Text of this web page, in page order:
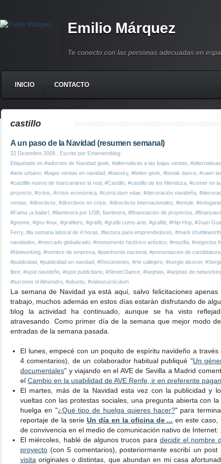
Emilio Márquez
Te conecto con las personas adecuadas en
INICIO CONTACTO
castillo
A un paso de la Navidad (resumen semanal)
22 Diciembre 2008 , Escrito por Emienemiblog
Etiquetado en #adornos de Navidad geek #alternativas a las bajas ventas
#arte urbano #bajas ventas en navidad #bansky, #belen geek #break dance #caen
#castilllo nuevo de manzanares la real #Castillo #castillo de los Mendoza #comer en
proyecto #crisis #crisis económica #curriculum vitae #decoración navideña
ventas #directivos #directivos en crisis #directivos internacionales #emule
#Fama ¡a bailar! #fiambrera por USB; fiambrera #financiacion de proyectos
#gnome #gnu-linux #grafitero #grafiti #grafiti como arte #grafitti #Hip-Hop #Juan
Ferry, #la semana laboral de 4 horas #lectura para emprendedores #mark shuttleworth
navidades #mercado globalizado #monumento histórico artístico #mozilla #negocios
#Networking #nombre de empresa #patrimonio nacional #presentacion de candidatura
#publicidad #publicidad en navidad #Resúmenes #rte callejero #sergio alcover,
libre #spot navideño #spot publicitario #Street Dance #tarjetas #tarjetas de
#turrones el Almendro #ubuntu #videocurriculum
La semana de Navidad ya está aquí, salvo felicitaciones
trabajo, muchos además en estos días estarán disfrutando de
blog la actividad ha continuado, aunque se ha visto
atravesando. Como primer día de la semana que mejor modo
entradas de la semana pasada.
El lunes, empecé con un poquito de espíritu navideño a
4 comentarios), de un colaborador habitual publiqué "Un
documentales" y viajando en el AVE de Sevilla a Madrid
el Cambio en la usabilidad de AVE Renfe, ir en preferente
El martes, más de la Navidad esta vez con la publicidad y
vueltas con las protestas sociales, una pregunta abierta con
huelga en "¿Qué tipo de huelga quieres hacer?" para
reportaje de la serie Un día en la oficina de ... en este caso,
de convivencia en el medio de comunicación nativo de Internet:
El miércoles, hablé de algunos trucos para decidir el nombre
proyecto (con 5 comentarios), posteriormente escribí un
visita originales o distintas, que abundan en mi casa